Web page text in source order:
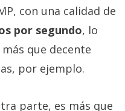
con una calidad de
por segundo, lo
que decente
por ejemplo.
parte, es más que